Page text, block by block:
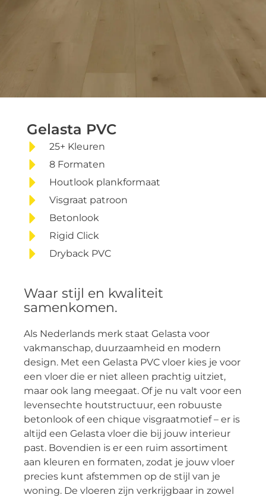
Gelasta PVC
tegels
ruime collectie in vele
Waar stijl en kwaliteit
samenkomen.
Als Nederlands merk staat Gelasta voor
vakmanschap, duurzaamheid en modern
design. Met een Gelasta PVC vloer kies je voor
een vloer die er niet alleen prachtig uitziet,
maar ook lang meegaat. Of je nu valt voor een
levensechte houtstructuur, een robuuste
betonlook of een chique visgraatmotief – er is
altijd een Gelasta vloer die bij jouw interieur
past. Bovendien is er een ruim assortiment
aan kleuren en formaten, zodat je jouw vloer
precies kunt afstemmen op de stijl van je
woning. De vloeren zijn verkrijgbaar in zowel
Gelasta PVC
25+ Kleuren
8 Formaten
Houtlook plankformaat
Visgraat patroon
Betonlook
Rigid Click
Dryback PVC